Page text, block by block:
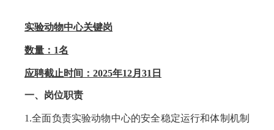
实验动物中心关键岗
数量： 1名
应聘截止时间： 2025年12月 31 日
一、岗位职责
1.全面负责实验动物中心的安全稳定运行和体制机制